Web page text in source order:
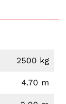
2500 kg
4.70 m